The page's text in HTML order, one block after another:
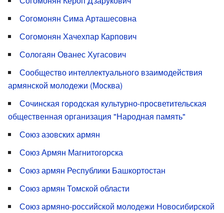
Согомонян Сима Арташесовна
Согомонян Хачехпар Карпович
Сологаян Ованес Хугасович
Сообщество интеллектуального взаимодействия
армянской молодежи (Москва)
Сочинская городская культурно-просветительская
общественная организация "Народная память"
Союз азовских армян
Союз Армян Магнитогорска
Союз армян Республики Башкортостан
Союз армян Томской области
Союз армяно-российской молодежи Новосибирской